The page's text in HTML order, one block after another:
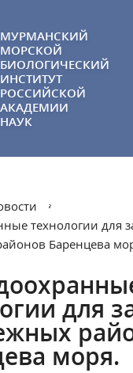
МУРМАНСКИЙ
МОРСКОЙ
БИОЛОГИЧЕСКИЙ
ИНСТИТУТ
РОССИЙСКОЙ
АКАДЕМИИ
НАУК
технологии для
Баренцева
для
моря.